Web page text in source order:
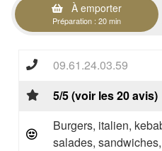
À emporter
Préparation : 20 min
09.61.24.03.59
5/5 (voir les 20 avis)
Burgers, italien,
salades,